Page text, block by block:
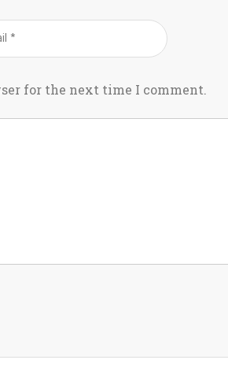
for the next time I comment.